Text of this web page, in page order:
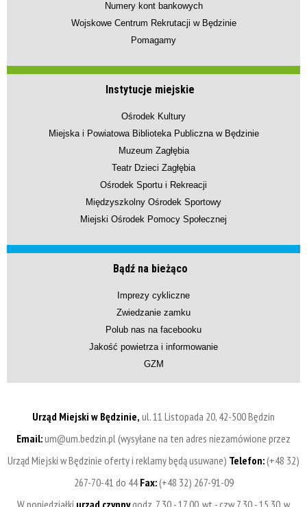
Numery kont bankowych
Wojskowe Centrum Rekrutacji w Będzinie
Pomagamy
Instytucje miejskie
Ośrodek Kultury
Miejska i Powiatowa Biblioteka Publiczna w Będzinie
Muzeum Zagłębia
Teatr Dzieci Zagłębia
Ośrodek Sportu i Rekreacji
Międzyszkolny Ośrodek Sportowy
Miejski Ośrodek Pomocy Społecznej
Bądź na bieżąco
Imprezy cykliczne
Zwiedzanie zamku
Polub nas na facebooku
Jakość powietrza i informowanie
GZM
Urząd Miejski w Będzinie, ul. 11 Listopada 20, 42-500 Będzin
Email:um@um.bedzin.pl (wysyłane na ten adres niezamówione przez
Urząd Miejski w Będzinie oferty i reklamy będą usuwane) Telefon:(+48 32)
267-70-41 do 44Fax:(+48 32) 267-91-09